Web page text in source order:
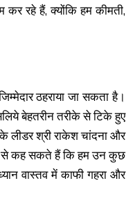
कर रहे हैं, क्योंकि हम कीमती,
ठहराया जा सकता है।
बेहतरीन तरीके से टिके हुए
लीडर श्री राकेश चांदना और
से कह सकते हैं कि हम उन कुछ
वास्तव में काफी गहरा और